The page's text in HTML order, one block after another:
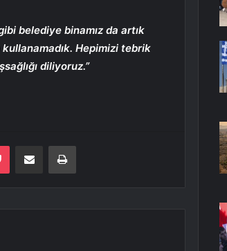
belediye binamız da artık
Hepimizi tebrik
diliyoruz.”
Pocket E-Posta ile paylaş Yazdır